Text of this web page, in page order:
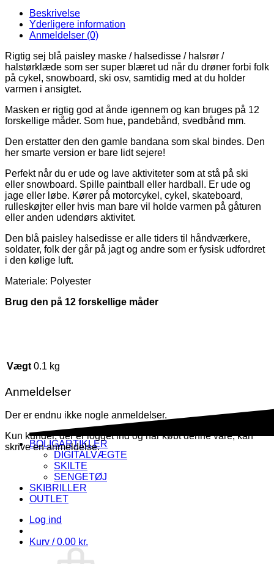
BOLIGARTIKLER
DIGITALVÆGTE
SKILTE
SENGETØJ
SKIBRILLER
OUTLET
Log ind
Kurv /0.00 kr.
Beskrivelse
Yderligere information
Anmeldelser (0)
Rigtig sej blå paisley maske / halsedisse / halsrør /
halstørklæde som ser super blæret ud når du drøner forbi folk
på cykel, snowboard, ski osv, samtidig med at du holder
varmen i ansigtet.
Masken er rigtig god at ånde igennem og kan bruges på 12
forskellige måder. Som hue, pandebånd, svedbånd mm.
Den erstatter den den gamle bandana som skal bindes. Den
her smarte version er bare lidt sejere!
Perfekt når du er ude og lave aktiviteter som at stå på ski
eller snowboard. Spille paintball eller hardball. Er ude og
jage eller løbe. Kører på motorcykel, cykel, skateboard,
rulleskøjter eller hvis man bare vil holde varmen på gåturen
eller anden udendørs aktivitet.
Den blå paisley halsedisse er alle tiders til håndværkere,
soldater, folk der går på jagt og andre som er fysisk udfordret
i den kølige luft.
Materiale: Polyester
Brug den på 12 forskellige måder
Vægt 0.1 kg
Anmeldelser
Der er endnu ikke nogle anmeldelser.
Kun kunder, der er logget ind og har købt denne vare, kan
skrive en anmeldelse.